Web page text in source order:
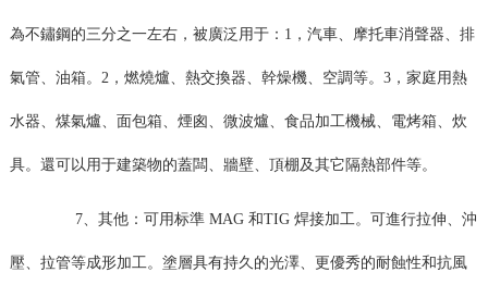
為不鏽鋼的三分之一左右，被廣泛用于：1，汽車、摩托車消聲器、排
氣管、油箱。2，燃燒爐、熱交換器、幹燥機、空調等。3，家庭用熱
水器、煤氣爐、面包箱、煙囪、微波爐、食品加工機械、電烤箱、炊
具。還可以用于建築物的蓋闆、牆壁、頂棚及其它隔熱部件等。
7、其他：可用标準 MAG 和TIG 焊接加工。可進行拉伸、沖
壓、拉管等成形加工。塗層具有持久的光澤、更優秀的耐蝕性和抗風